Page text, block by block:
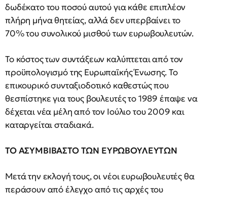
δωδέκατο του ποσού αυτού για κάθε επιπλέον
πλήρη μήνα θητείας, αλλά δεν υπερβαίνει το
70% του συνολικού μισθού των ευρωβουλευτών.
Το κόστος των συντάξεων καλύπτεται από τον
προϋπολογισμό της Ευρωπαϊκής Ένωσης. Το
επικουρικό συνταξιοδοτικό καθεστώς που
θεσπίστηκε για τους βουλευτές το 1989 έπαψε να
δέχεται νέα μέλη από τον Ιούλιο του 2009 και
καταργείται σταδιακά.
ΤΟ ΑΣΥΜΒΙΒΑΣΤΟ ΤΩΝ ΕΥΡΩΒΟΥΛΕΥΤΩΝ
Μετά την εκλογή τους, οι νέοι ευρωβουλευτές θα
περάσουν από έλεγχο από τις αρχές του